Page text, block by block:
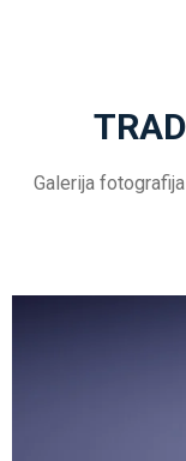
Galerija